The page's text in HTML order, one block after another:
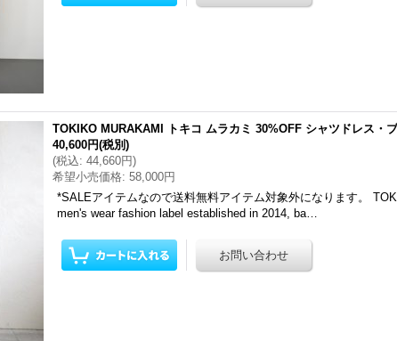
TOKIKO MURAKAMI トキコ ムラカミ 30%OFF シャツドレス・
40,600円(税別)
(税込: 44,660円)
希望小売価格: 58,000円
*SALEアイテムなので送料無料アイテム対象外になります。
men's wear fashion label established in 2014, ba…